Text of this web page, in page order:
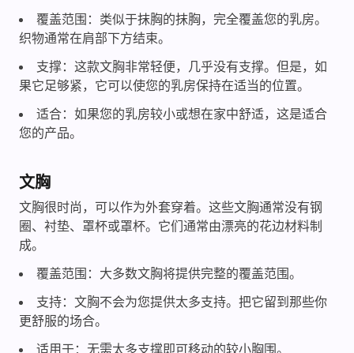
覆盖范围：类似于抹胸的抹胸，完全覆盖您的乳房。
织物通常在肩部下方结束。
支撑：这款文胸非常轻便，几乎没有支撑。但是，如
果它足够紧，它可以使您的乳房保持在适当的位置。
适合：如果您的乳房较小或想在家中舒适，这是适合
您的产品。
文胸
文胸很时尚，可以作为外套穿着。这些文胸通常没有钢
圈、衬垫、罩杯或罩杯。它们通常由漂亮的花边材料制
成。
覆盖范围：大多数文胸将提供完整的覆盖范围。
支持：文胸不会为您提供太多支持。把它留到那些你
更舒服的场合。
适用于：无需太多支撑即可移动的较小胸围。